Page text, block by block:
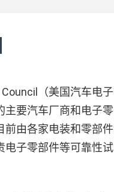
（美国汽车电
主要汽车厂商和电子
前由各家电装和零部
电子零部件等可靠性